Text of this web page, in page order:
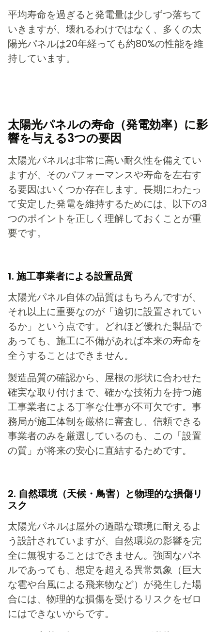
平均寿命を過ぎると発電量は少しずつ落ちて
いきますが、壊れるわけではなく、多くの太
陽光パネルは20年経っても約80%の性能を維
持しています。
太陽光パネルの寿命（発電効率）に影
響を与える3つの要因
太陽光パネルは非常に高い耐久性を備えてい
ますが、そのパフォーマンスや寿命を左右す
る要因はいくつか存在します。長期にわたっ
て安定した発電を維持するためには、以下の3
つのポイントを正しく理解しておくことが重
要です。
1. 施工事業者による設置品質
太陽光パネル自体の品質はもちろんですが、
それ以上に重要なのが「適切に設置されてい
るか」という点です。どれほど優れた製品で
あっても、施工に不備があれば本来の寿命を
全うすることはできません。
製造品質の確認から、屋根の形状に合わせた
確実な取り付けまで、確かな技術力を持つ施
工事業者による丁寧な仕事が不可欠です。事
務局が施工体制を厳格に審査し、信頼できる
事業者のみを厳選しているのも、この「設置
の質」が将来の安心に直結するためです。
2. 自然環境（天候・鳥害）と物理的な損傷リ
スク
太陽光パネルは屋外の過酷な環境に耐えるよ
う設計されていますが、自然環境の影響を完
全に無視することはできません。強固なパネ
ルであっても、想定を超える異常気象（巨大
な雹や台風による飛来物など）が発生した場
合には、物理的な損傷を受けるリスクをゼロ
にはできないからです。